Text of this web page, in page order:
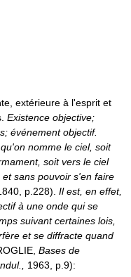
extérieure à l'esprit et
Existence objective;
événement objectif.
nomme le ciel, soit
soit vers le ciel
sans pouvoir s'en faire
p.228). Il est, en effet,
à une onde qui se
suivant certaines lois,
et se diffracte quand
Bases de
1963, p.9):